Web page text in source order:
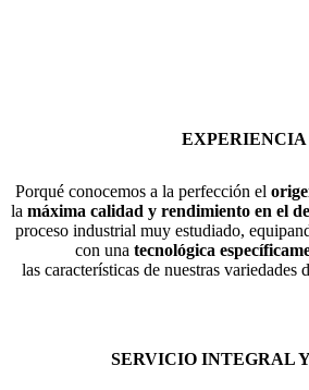
EXPERIENCIA
Porqué conocemos a la perfección el
la máxima calidad y rendimiento en el
proceso industrial muy estudiado,
con una tecnológica
las características de nuestras variedades
SERVICIO INTEGRAL